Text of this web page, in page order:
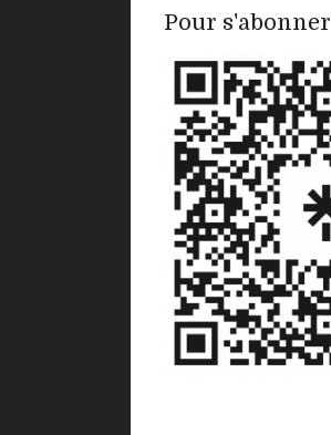
Pour s'abonner